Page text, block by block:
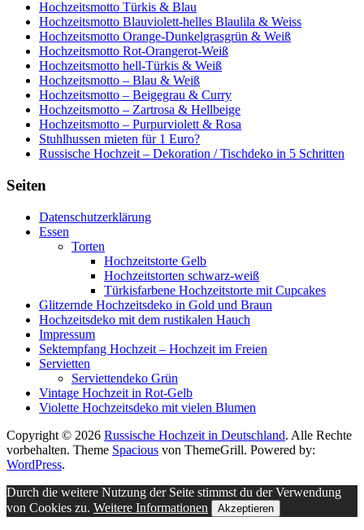
Hochzeitsmotto Türkis & Blau
Hochzeitsmotto Blauviolett-helles Blaulila & Weiss
Hochzeitsmotto Orange-Dunkelgrasgrün & Weiß
Hochzeitsmotto Rot-Orangerot-Weiß
Hochzeitsmotto hell-Türkis & Weiß
Hochzeitsmotto – Blau & Weiß
Hochzeitsmotto – Beigegrau & Curry
Hochzeitsmotto – Zartrosa & Hellbeige
Hochzeitsmotto – Purpurviolett & Rosa
Stuhlhussen mieten für 1 Euro?
Russische Hochzeit – Dekoration / Tischdeko in 5 Schritten
Seiten
Datenschutzerklärung
Essen
Torten
Hochzeitstorte Gelb
Hochzeitstorten schwarz-weiß
Türkisfarbene Hochzeitstorte mit Cupcakes
Glitzernde Hochzeitsdeko in Gold und Braun
Hochzeitsdeko mit dem rustikalen Hauch
Impressum
Sektempfang Hochzeit – Hochzeit im Freien
Servietten
Serviettendeko Grün
Vintage Hochzeit in Rot-Gelb
Violette Hochzeitsdeko mit vielen Blumen
Copyright © 2026 Russische Hochzeit in Deutschland. Alle Rechte
vorbehalten. Theme Spacious von ThemeGrill. Powered by:
WordPress.
Durch die weitere Nutzung der Seite stimmst du der Verwendung
von Cookies zu. Weitere Informationen Akzeptieren